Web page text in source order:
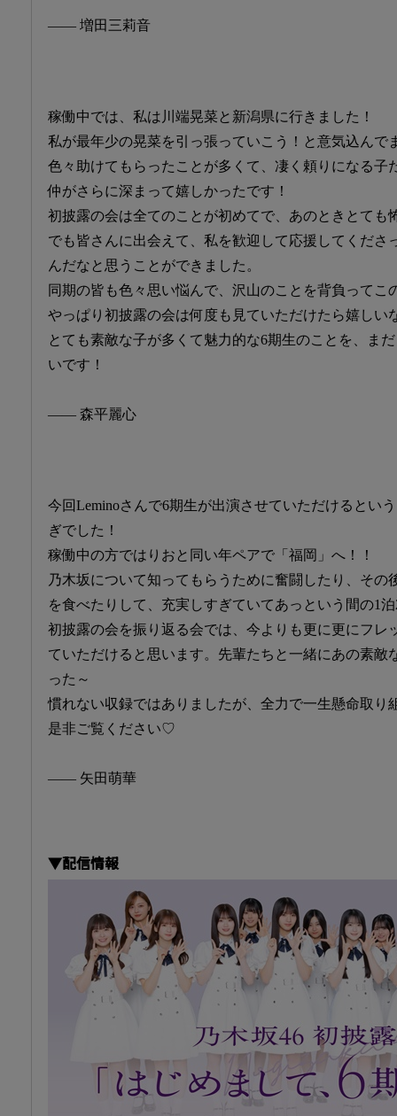
―― 増田三莉音
稼働中では、私は川端晃菜と新潟県に行きました！
私が最年少の晃菜を引っ張っていこう！と意気込んで
色々助けてもらったことが多くて、凄く頼りになる子
仲がさらに深まって嬉しかったです！
初披露の会は全てのことが初めてで、あのときとても
でも皆さんに出会えて、私を歓迎して応援してくださ
んだなと思うことができました。
同期の皆も色々思い悩んで、沢山のことを背負ってこ
やっぱり初披露の会は何度も見ていただけたら嬉しい
とても素敵な子が多くて魅力的な6期生のことを、ま
いです！
―― 森平麗心
今回Leminoさんで6期生が出演させていただけるとい
ぎでした！
稼働中の方ではりおと同い年ペアで「福岡」へ！！
乃木坂について知ってもらうために奮闘したり、その
を食べたりして、充実しすぎていてあっという間の1
初披露の会を振り返る会では、今よりも更に更にフレ
ていただけると思います。先輩たちと一緒にあの素敵
った～
慣れない収録ではありましたが、全力で一生懸命取り
是非ご覧ください♡
―― 矢田萌華
▼配信情報